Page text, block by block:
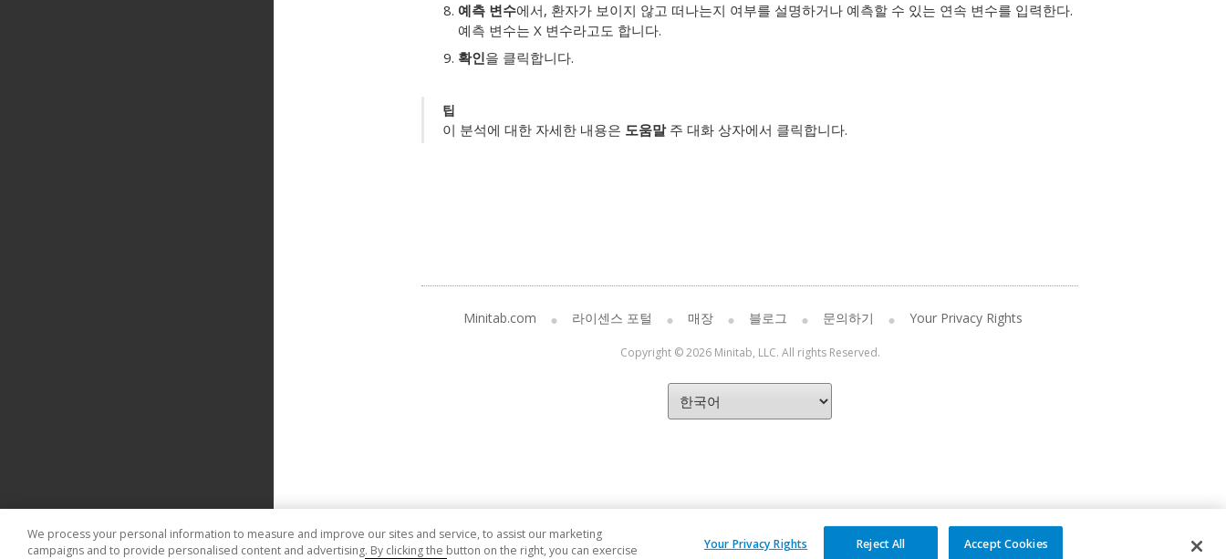
예측 변수에서, 환자가 보이지 않고 떠나는지 여부를 설명하거나 예측할 수 있는 연속 변수를 입력한다.
예측 변수는 X 변수라고도 합니다.
확인을 클릭합니다.
팁
이 분석에 대한 자세한 내용은 도움말주 대화 상자에서 클릭합니다.
Minitab.com 라이센스 포털 매장 블로그 문의하기 Your Privacy Rights
Copyright © 2026 Minitab, LLC. All rights Reserved.
We process your personal information to measure and improve our sites and service, to assist our marketing
campaigns and to provide personalised content and advertising. By clicking the button on the right, you can exercise
Your Privacy Rights Reject All Accept Cookies